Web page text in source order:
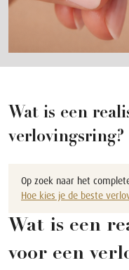
Wat is een
verlovingsring?
Op zoek naar het
Hoe kies je de beste
Wat is een
voor een